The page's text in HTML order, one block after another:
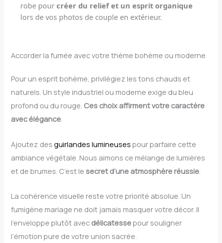
robe pour créer du relief et un esprit organique
lors de vos photos de couple en extérieur.
Accorder la fumée avec votre thème bohème ou moderne
Pour un esprit bohème, privilégiez les tons chauds et
naturels. Un style industriel ou moderne exige du bleu
profond ou du rouge. Ces choix affirment votre caractère
avec élégance.
Ajoutez desguirlandes lumineuses pour parfaire cette
ambiance végétale. Nous aimons ce mélange de lumières
et de brumes. C’est lesecret d’une atmosphère réussie
La cohérence visuelle reste votre priorité absolue. Un
fumigène mariage ne doit jamais masquer votre décor. Il
l’enveloppe plutôt avec délicatessepour souligner
l’émotion pure de votre union sacrée.